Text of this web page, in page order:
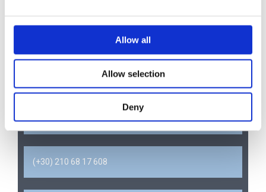
Allow all
Allow selection
Deny
Δ/νση Αλληλογραφίας: Φιλελλήνων 24, Χαλάνδρι,
ΤΚ 15232, Αθήνα, Ελλάδα
(+30) 210 68 56 870
(+30) 210 68 17 608